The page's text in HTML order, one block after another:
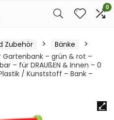
0
Zubehör
Bänke
Gartenbank – grün & rot –
– für DRAUßEN & Innen – 0
/ Kunststoff – Bank –